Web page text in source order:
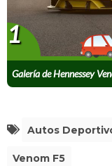
Galería de Hennessey
1
Autos
Venom F5